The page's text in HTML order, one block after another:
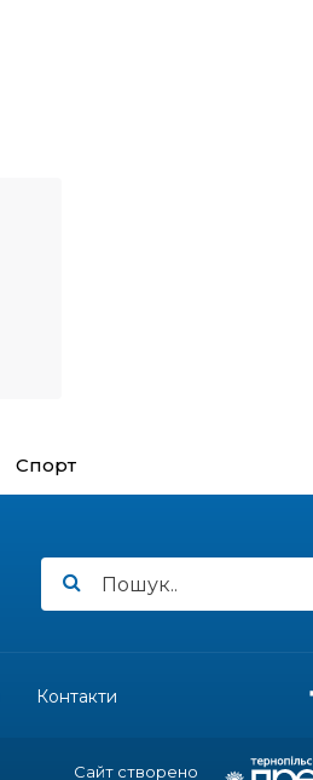
Бахмутської
13:27
30 лип
28 лип
свято краси,
Спорт
Контакти
Сайт створено